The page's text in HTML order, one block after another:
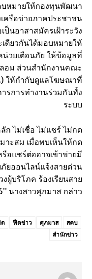
บหมายให้กองทุนพัฒนา
ครือข่ายภาคประชาชน
ป็นอาสาสมัครเฝ้าระวัง
ดียวกันได้มอบหมายให้
วยเตือนภัย ให้ข้อมูลที่
อม ส่วนสำนักงานคณะ
ให้กำกับดูแลโฆษณาที่
รการทำงานร่วมกันทั้ง
ระบบ
ไม่เชื่อ ไม่แชร์ ไม่กด
าะสม เมื่อพบเห็นให้กด
อแชร์ต่ออาจเข้าข่ายมี
ยออนไลน์แจ้งสายด่วน
บริโภค ร้องเรียนสาย
นางสาวศุภมาส กล่าว
ฟีดข่าว ศุภมาส
สคบ
สำนักข่าว